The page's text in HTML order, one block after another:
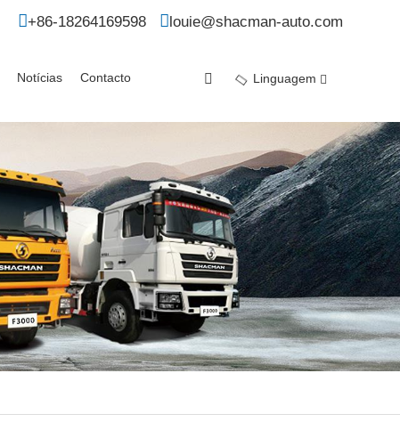
+86-18264169598 louie@shacman-auto.com
Notícias Contacto Linguagem